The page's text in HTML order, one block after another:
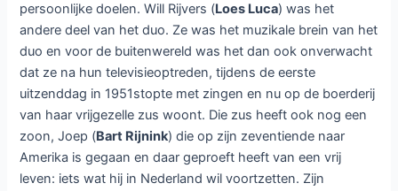
persoonlijke doelen. Will Rijvers (Loes Luca) was het
andere deel van het duo. Ze was het muzikale brein van het
duo en voor de buitenwereld was het dan ook onverwacht
dat ze na hun televisieoptreden, tijdens de eerste
uitzenddag in 1951stopte met zingen en nu op de boerderij
van haar vrijgezelle zus woont. Die zus heeft ook nog een
zoon, Joep (Bart Rijnink) die op zijn zeventiende naar
Amerika is gegaan en daar geproeft heeft van een vrij
leven: iets wat hij in Nederland wil voortzetten. Zijn